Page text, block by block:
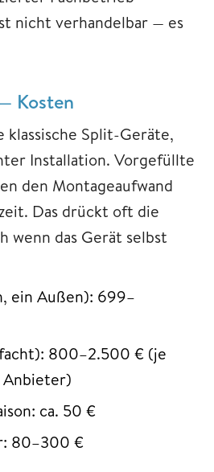
nicht verhandelbar — es
Kosten
klassische Split-Geräte,
Installation. Vorgefüllte
den Montageaufwand
Das drückt oft die
wenn das Gerät selbst
ein Außen): 699–
800–2.500 € (je
Anbieter)
ca. 50 €
80–300 €